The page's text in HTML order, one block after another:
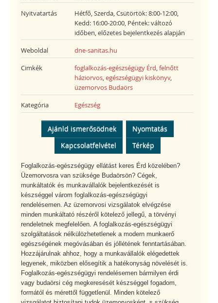
Nyitvatartás
Hétfő, Szerda, Csütörtök: 8:00-12:00,
Kedd: 16:00-20:00, Péntek: változó
időben, előzetes bejelentkezés alapján
Weboldal dne-sanitas.hu
Cimkék foglalkozás-egészségügy Érd,felnőtt
háziorvos,egészségügyi kiskönyv,
üzemorvos Budaörs
Kategória Egészség
Ajánld ismerősödnek
Nyomtatás
Kapcsolatfelvétel
Térkép
Foglalkozás-egészségügy ellátást keres Érd közelében?
Üzemorvosra van szüksége Budaörsön? Cégek,
munkáltatók és munkavállalók bejelentkezését is
készséggel várom foglalkozás-egészségügyi
rendelésemen. Az üzemorvosi vizsgálatok elvégzése
minden munkáltató részéről kötelező jellegű, a törvényi
rendeletnek megfelelően. A foglalkozás-egészségügyi
szolgáltatások nélkülözhetetlenek a modern munkaerő
egészségének megóvásában és jóllétének fenntartásában.
Hozzájárulnak ahhoz, hogy a munkavállalók elégedettek
legyenek, miközben elősegítik a hatékonyság növelését is.
Foglalkozás-egészségügyi rendelésemen bármilyen érdi
vagy budaörsi cég megkeresését készséggel fogadom,
formától és mérettől függetlenül. Minden kötelező